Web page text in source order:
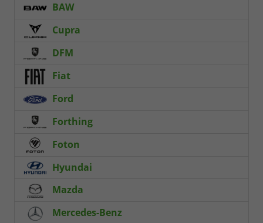
BAW
Cupra
DFM
Fiat
Ford
Forthing
Foton
Hyundai
Mazda
Mercedes-Benz